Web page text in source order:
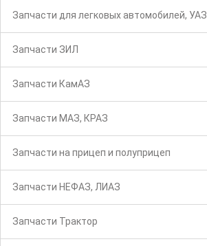
Запчасти для легковых автомобилей, УАЗ
Запчасти ЗИЛ
Запчасти КамАЗ
Запчасти МАЗ, КРАЗ
Запчасти на прицеп и полуприцеп
Запчасти НЕФАЗ, ЛИАЗ
Запчасти Трактор